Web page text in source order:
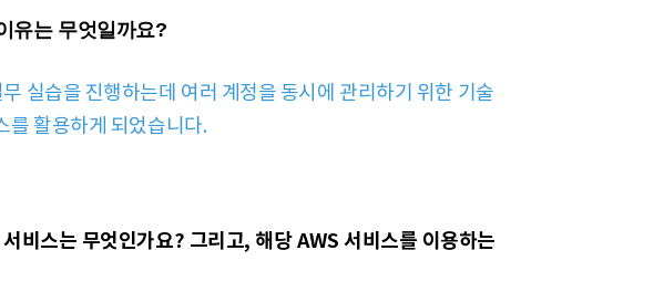
유는 무엇일까요?
실습을 진행하는데 여러 계정을 동시에 관리하기 위한 기술
를 활용하게 되었습니다.
비스는 무엇인가요? 그리고, 해당 AWS 서비스를 이용하는